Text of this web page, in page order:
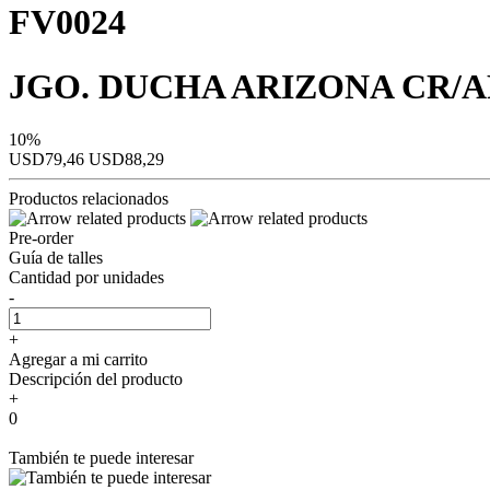
FV0024
JGO. DUCHA ARIZONA CR/
10%
USD79,46 USD88,29
Productos relacionados
Pre-order
Guía de talles
Cantidad por unidades
-
+
Agregar a mi carrito
Descripción del producto
+
0
También te puede interesar